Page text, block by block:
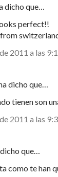
dicho que…
perfect!!
2011 a las
dicho que…
tienen son
2011 a las
que…
como te han